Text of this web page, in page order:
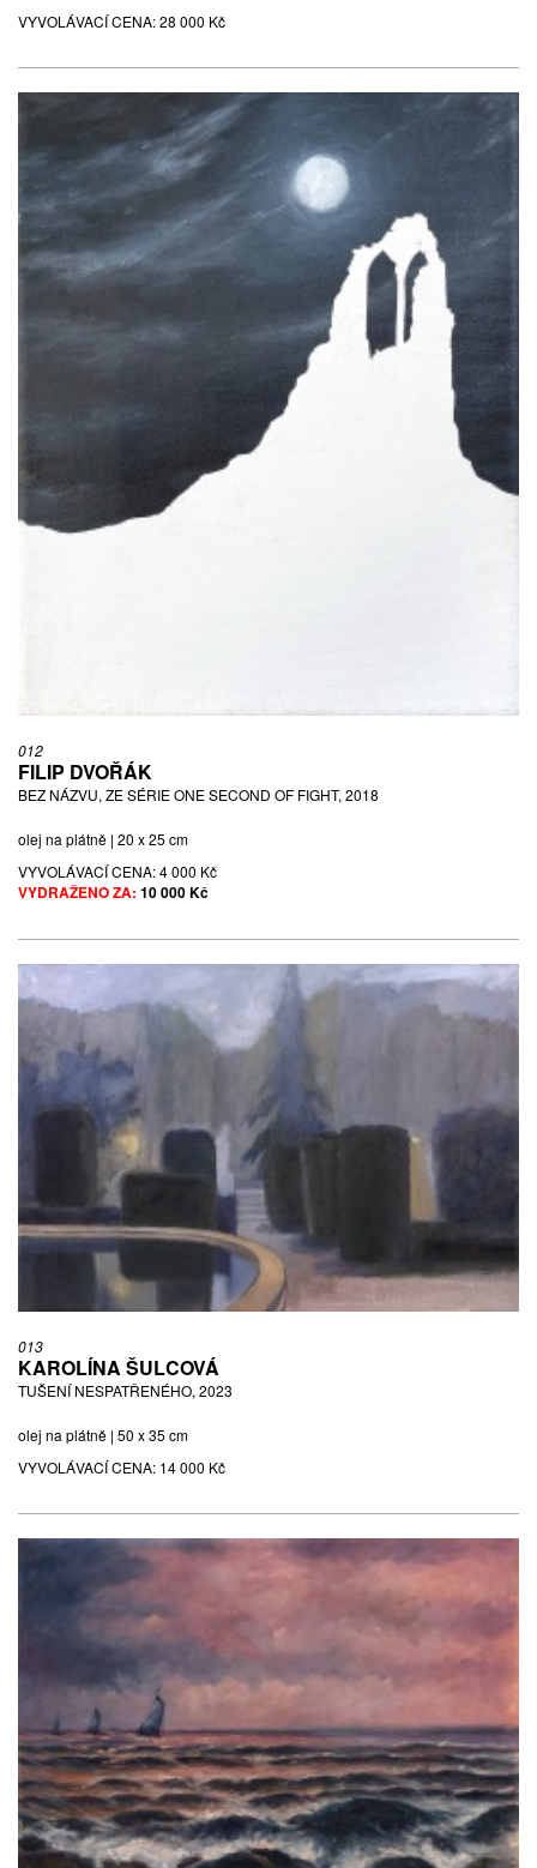
VYVOLÁVACÍ CENA:28 000 Kč
012
FILIP DVOŘÁK
BEZ NÁZVU, ZE SÉRIE ONE SECOND OF FIGHT, 2018
olej na plátně | 20 x 25 cm
VYVOLÁVACÍ CENA:4 000 Kč
VYDRAŽENO ZA: 10 000 Kč
013
KAROLÍNA ŠULCOVÁ
TUŠENÍ NESPATŘENÉHO, 2023
olej na plátně | 50 x 35 cm
VYVOLÁVACÍ CENA: 14 000 Kč